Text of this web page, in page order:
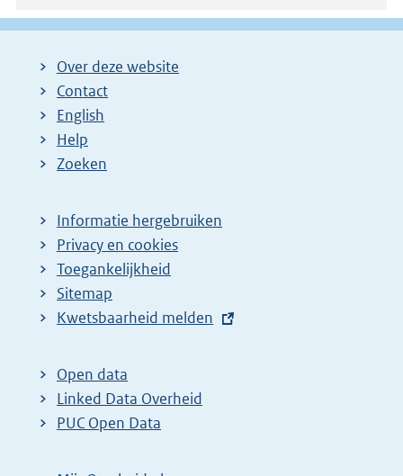
Over deze website
Contact
English
Help
Zoeken
Informatie hergebruiken
Privacy en cookies
Toegankelijkheid
Sitemap
E
t
e
r
Kwetsbaarheid melden
Open data
Linked Data Overheid
PUC Open Data